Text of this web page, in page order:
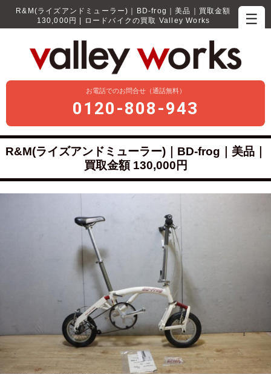
☰
R&M(ライズアンドミューラー)｜BD-frog｜美品｜買取金額
130,000円 | ロードバイクの買取 Valley Works
お電話でのお問合せ（通話無料）
0120-808-943
R&M(ライズアンドミューラー)｜BD-frog｜美品｜
買取金額 130,000円